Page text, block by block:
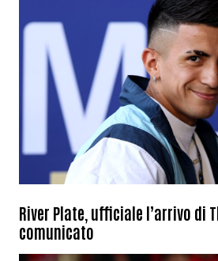
River Plate, ufficiale l’arrivo di
comunicato